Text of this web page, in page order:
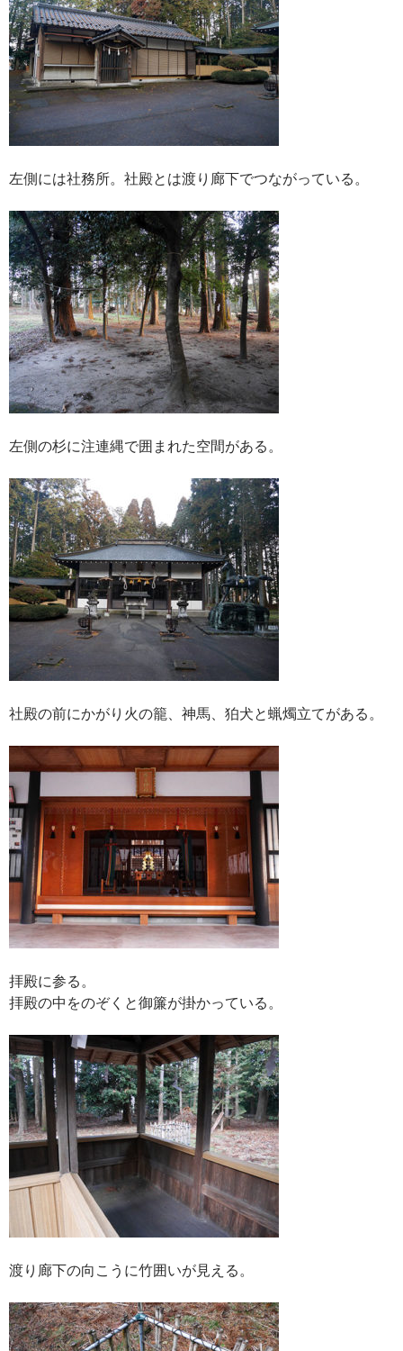
左側には社務所。社殿とは渡り廊下でつながっている。
左側の杉に注連縄で囲まれた空間がある。
社殿の前にかがり火の籠、神馬、狛犬と蝋燭立てがある。
拝殿に参る。
拝殿の中をのぞくと御簾が掛かっている。
渡り廊下の向こうに竹囲いが見える。